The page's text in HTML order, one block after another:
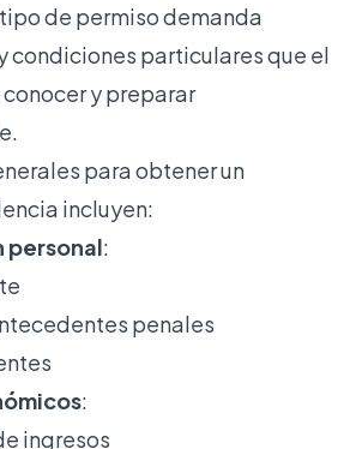
de permiso demanda
condiciones particulares que el
y preparar
para obtener un
incluyen:
personal:
penales
:
ingresos